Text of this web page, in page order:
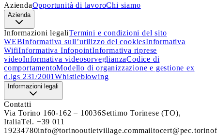
AziendaOpportunità di lavoroChi siamo
Azienda
Informazioni legaliTermini e condizioni del sito
WEBInformativa sull’utilizzo del cookiesInformativa
WifiInformativa InfopointInformativa riprese
videoInformativa videosorveglianzaCodice di
comportamentoModello di organizzazione e gestione ex
d.lgs 231/2001Whistleblowing
Informazioni legali
Contatti
Via Torino 160-162 – 10036Settimo Torinese (TO),
ItaliaTel. +39 011
19234780info@torinooutletvillage.com